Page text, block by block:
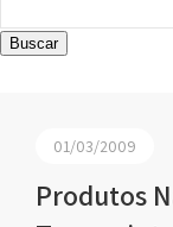
Buscar
01/03/2009
Produtos